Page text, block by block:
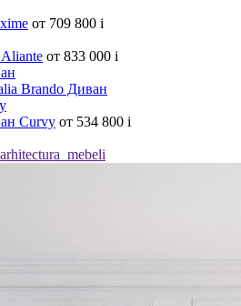
от 709 800 i
от 833 000 i
Brando Диван
Curvy от 534 800 i